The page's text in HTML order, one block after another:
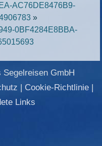
AC76DE8476B9-
»
0BF4284E8BBA-
GmbH
| Cookie-Richtlinie|
Links